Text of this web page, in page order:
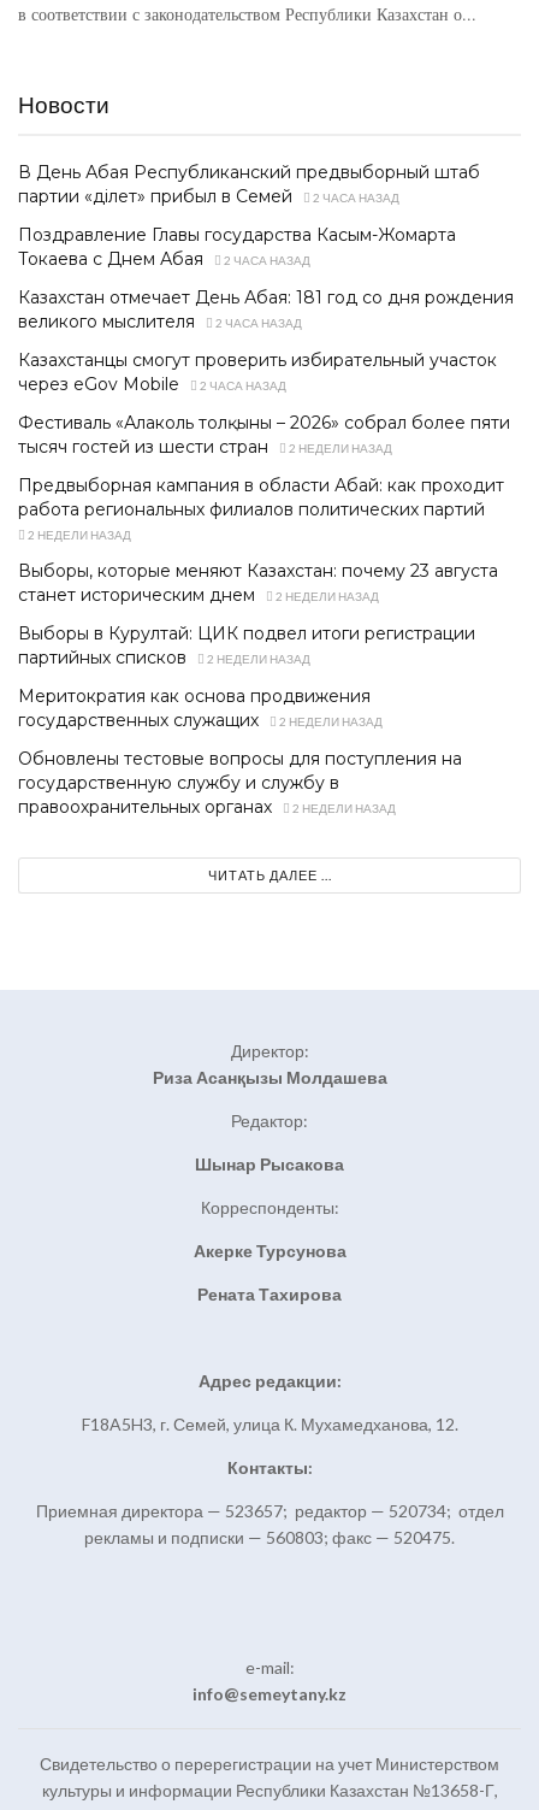
в соответствии с законодательством Республики Казахстан о...
Новости
В День Абая Республиканский предвыборный штаб
партии «Әділет» прибыл в Семей
2 ЧАСА НАЗАД
Поздравление Главы государства Касым-Жомарта
Токаева с Днем Абая
2 ЧАСА НАЗАД
Казахстан отмечает День Абая: 181 год со дня рождения
великого мыслителя
2 ЧАСА НАЗАД
Казахстанцы смогут проверить избирательный участок
через eGov Mobile
2 ЧАСА НАЗАД
Фестиваль «Алаколь толқыны – 2026» собрал более пяти
тысяч гостей из шести стран
2 НЕДЕЛИ НАЗАД
Предвыборная кампания в области Абай: как проходит
работа региональных филиалов политических партий
2 НЕДЕЛИ НАЗАД
Выборы, которые меняют Казахстан: почему 23 августа
станет историческим днем
2 НЕДЕЛИ НАЗАД
Выборы в Курултай: ЦИК подвел итоги регистрации
партийных списков
2 НЕДЕЛИ НАЗАД
Меритократия как основа продвижения
государственных служащих
2 НЕДЕЛИ НАЗАД
Обновлены тестовые вопросы для поступления на
государственную службу и службу в
правоохранительных органах
2 НЕДЕЛИ НАЗАД
ЧИТАТЬ ДАЛЕЕ ...
Директор:
Риза Асанқызы Молдашева
Редактор:
Шынар Рысакова
Корреспонденты:
Акерке Турсунова
Рената Тахирова
Адрес редакции:
F18A5H3, г. Семей, улица К. Мухамедханова, 12.
Контакты:
Приемная директора — 523657; редактор — 520734; отдел
рекламы и подписки — 560803; факс — 520475.
e-mail:
info@semeytany.kz
Свидетельство о перерегистрации на учет Министерством
культуры и информации Республики Казахстан №13658-Г,